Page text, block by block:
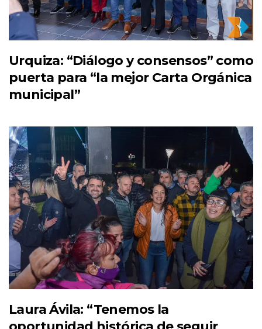
Urquiza: “Diálogo y consensos” como
puerta para “la mejor Carta Orgánica
municipal”
Laura Ávila: “Tenemos la